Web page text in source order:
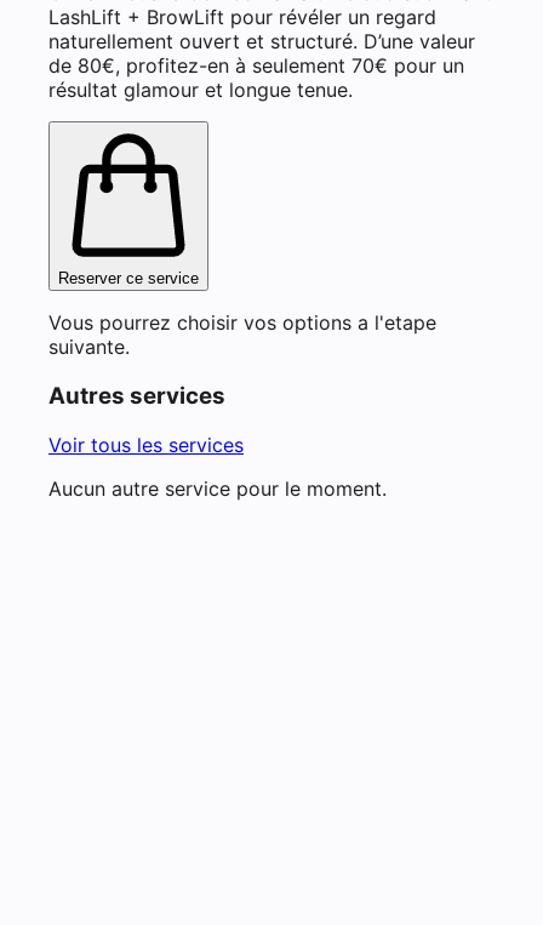
LashLift + BrowLift pour révéler un regard
naturellement ouvert et structuré. D’une valeur
de 80€, profitez-en à seulement 70€ pour un
résultat glamour et longue tenue.
Reserver ce service
Vous pourrez choisir vos options a l'etape
suivante.
Autres services
Voir tous les services
Aucun autre service pour le moment.